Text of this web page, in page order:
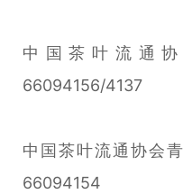
中国茶叶流通
66094156/4137
中国茶叶流通协会
66094154